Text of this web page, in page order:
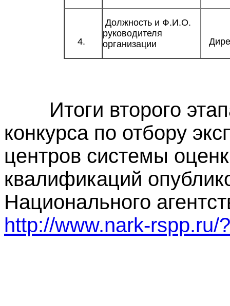
4.
Должность и Ф.И.О.
руководителя
организации
Итоги второго
конкурса по отбору
центров системы
квалификаций
Национального
http://www.nark-rspp.ru/